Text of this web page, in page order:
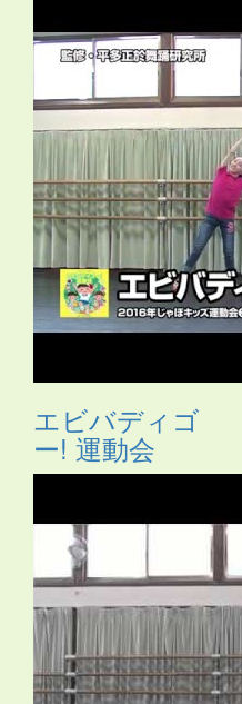
エビバディゴ
ー! 運動会